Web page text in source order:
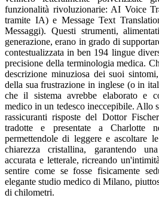
funzionalità rivoluzionarie: AI Voice
tramite IA) e Message Text
Messaggi). Questi strumenti,
generazione, erano in grado di
contestualizzata in ben 194 lingue
precisione della terminologia medica.
descrizione minuziosa dei suoi
della sua frustrazione in inglese (o in
che il sistema avrebbe elaborato e
medico in un tedesco ineccepibile. Allo
rassicuranti risposte del Dottor
tradotte e presentate a Charlotte
permettendole di leggere e ascoltare
chiarezza cristallina, garantendo
accurata e letterale, ricreando
sentire come se fosse fisicamente
elegante studio medico di Milano,
di chilometri.